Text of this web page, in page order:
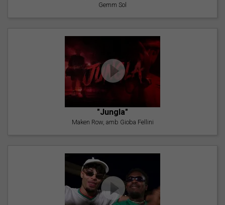
Gemm Sol
"Jungla"
Maken Row, amb Gioba Fellini